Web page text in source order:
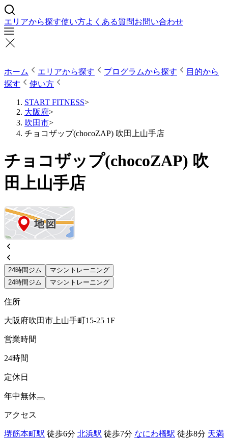
エリアから探す使い方よくある質問お問い合わせ
ホーム エリアから探す プログラムから探す
目的から
探す
使い方
START FITNESS>
大阪府>
吹田市>
チョコザップ(chocoZAP) 吹田上山手店
チョコザップ(chocoZAP) 吹
田上山手店
24時間ジム
マシントレーニング
24時間ジム
マシントレーニング
住所
大阪府吹田市上山手町15-25 1F
営業時間
24時間
定休日
年中無休
アクセス
堺筋本町駅 徒歩6分 北浜駅 徒歩7分 なにわ橋駅 徒歩8分 天満